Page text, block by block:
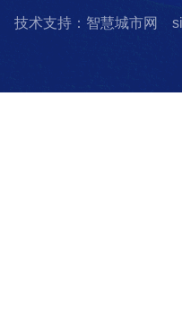
技术支持：智慧城市网